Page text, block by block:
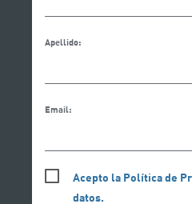
Apellido:
Email:
Acepto la Política de
datos.